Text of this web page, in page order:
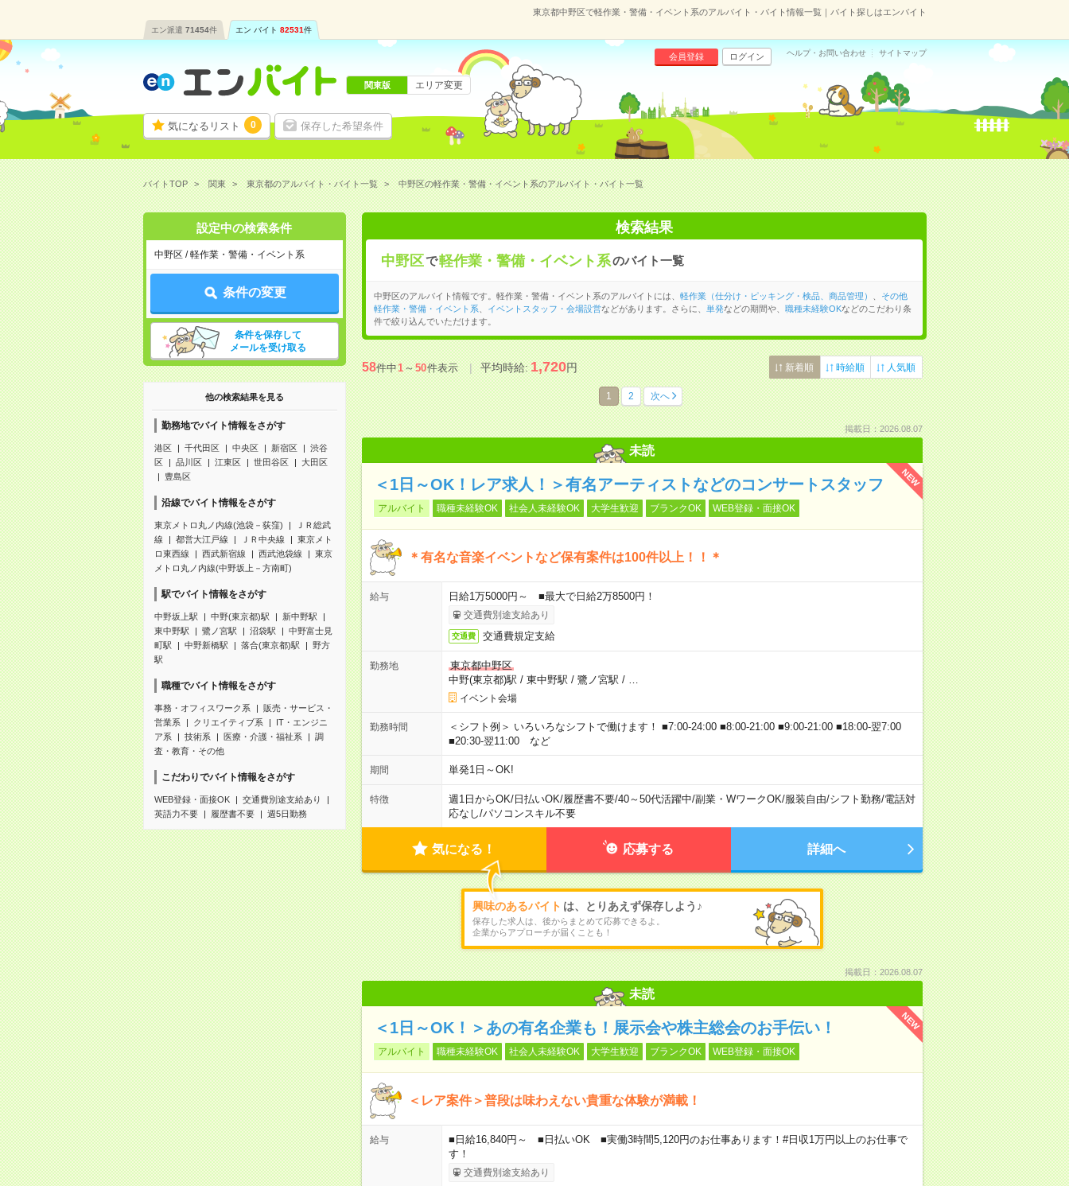
東京都中野区で軽作業・警備・イベント系のアルバイト・バイト情報一覧｜バイト探しはエンバイト
エン派遣 71454件 エン バイト 82531件
気になるリスト 0 保存した希望条件
会員登録 ログイン ヘルプ・お問い合わせ サイトマップ
関東版 エリア変更
バイトTOP 関東 東京都のアルバイト・バイト一覧 中野区の軽作業・警備・イベント系のアルバイト・バイト一覧
設定中の検索条件
中野区 / 軽作業・警備・イベント系
条件の変更
条件を保存して
メールを受け取る
他の検索結果を見る
勤務地でバイト情報をさがす
港区 千代田区 中央区 新宿区
渋谷
区
品川区 江東区 世田谷区
大田区
豊島区
沿線でバイト情報をさがす
東京メトロ丸ノ内線(池袋－荻窪)
ＪＲ総武
線
都営大江戸線 ＪＲ中央線
東京メト
ロ東西線
西武新宿線 西武池袋線
東京
メトロ丸ノ内線(中野坂上－方南町)
駅でバイト情報をさがす
中野坂上駅 中野(東京都)駅
新中野駅
東中野駅
鷺ノ宮駅 沼袋駅
中野富士見
町駅
中野新橋駅 落合(東京都)駅
野方
駅
職種でバイト情報をさがす
事務・オフィスワーク系
販売・サービス・
営業系
クリエイティブ系
IT・エンジニ
ア系
技術系 医療・介護・福祉系
調
査・教育・その他
こだわりでバイト情報をさがす
WEB登録・面接OK
交通費別途支給あり
英語力不要
履歴書不要 週5日勤務
検索結果
中野区で軽作業・警備・イベント系のバイト一覧
中野区のアルバイト情報です。軽作業・警備・イベント系のアルバイトには、 軽作業（仕分け・ピッキング・検品、商品管理）
その他
軽作業・警備・イベント系
イベントスタッフ・会場設営などがあります。さらに、 単発などの期間や、 職種未経験OKなどのこだわり条
件で絞り込んでいただけます。
58件中1～50件表示 平均時給:1,720円 新着順 時給順 人気順
1 2 次へ
掲載日：2026.08.07
未読
NEW
＜1日～OK！レア求人！＞有名アーティストなどのコンサートスタッフ
アルバイト 職種未経験OK 社会人未経験OK 大学生歓迎 ブランクOK WEB登録・面接OK
＊有名な音楽イベントなど保有案件は100件以上！！＊
給与 日給1万5000円～ ■最大で日給2万8500円！
交通費別途支給あり
交通費 交通費規定支給
勤務地
東京都中野区
中野(東京都)駅 / 東中野駅 / 鷺ノ宮駅 /
イベント会場
勤務時間
＜シフト例＞ いろいろなシフトで働けます！ ■7:00-24:00 ■8:00-21:00 ■9:00-21:00 ■18:00-翌7:00
■20:30-翌11:00 など
期間 単発1日～OK!
特徴 週1日からOK/日払いOK/履歴書不要/40～50代活躍中/副業・WワークOK/服装自由/シフト勤務/電話対
応なし/パソコンスキル不要
気になる！ 応募する 詳細へ
興味のあるバイト は、とりあえず保存しよう♪
保存した求人は、後からまとめて応募できるよ。
企業からアプローチが届くことも！
掲載日：2026.08.07
未読
NEW
＜1日～OK！＞あの有名企業も！展示会や株主総会のお手伝い！
アルバイト 職種未経験OK 社会人未経験OK 大学生歓迎 ブランクOK WEB登録・面接OK
＜レア案件＞普段は味わえない貴重な体験が満載！
給与
■日給16,840円～ ■日払いOK ■実働3時間5,120円のお仕事あります！#日収1万円以上のお仕事で
す！
交通費別途支給あり